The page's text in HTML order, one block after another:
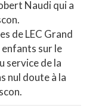
Naudi qui a
de LEC Grand
sur le
service de la
nul doute à la